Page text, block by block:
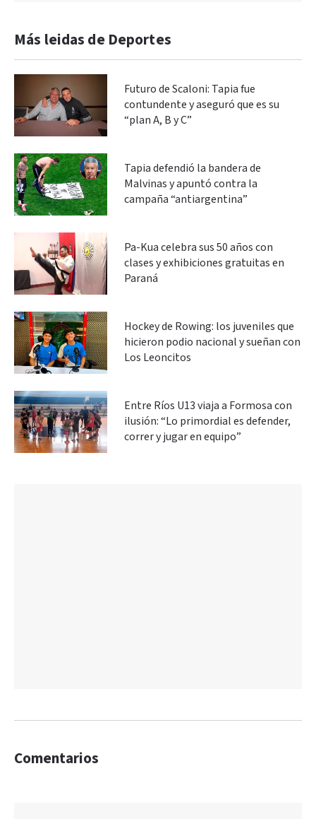
Más leidas de Deportes
Futuro de Scaloni: Tapia fue
contundente y aseguró que es su
“plan A, B y C”
Tapia defendió la bandera de
Malvinas y apuntó contra la
campaña “antiargentina”
Pa-Kua celebra sus 50 años con
clases y exhibiciones gratuitas en
Paraná
Hockey de Rowing: los juveniles que
hicieron podio nacional y sueñan con
Los Leoncitos
Entre Ríos U13 viaja a Formosa con
ilusión: “Lo primordial es defender,
correr y jugar en equipo”
Comentarios